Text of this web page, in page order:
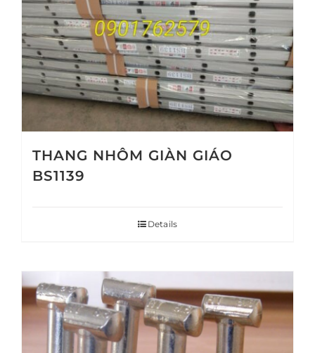
THANG NHÔM GIÀN GIÁO
BS1139
Details